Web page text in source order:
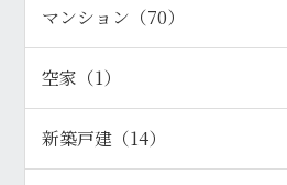
マンション（70）
空家（1）
新築戸建（14）